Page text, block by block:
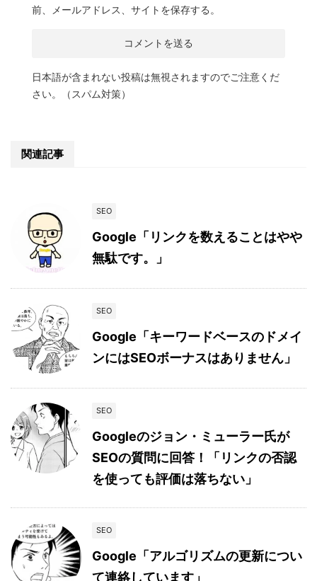
前、メールアドレス、サイトを保存する。
日本語が含まれない投稿は無視されますのでご注意くだ
さい。（スパム対策）
関連記事
SEO
Google「リンクを数えることはやや
無駄です。」
SEO
Google「キーワードベースのドメイ
ンにはSEOボーナスはありません」
SEO
Googleのジョン・ミューラー氏が
SEOの質問に回答！「リンクの否認
を使っても評価は落ちない」
SEO
Google「アルゴリズムの更新につい
て連絡しています」